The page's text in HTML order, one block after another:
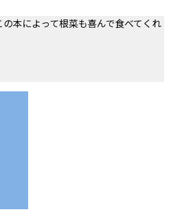
本によって根菜も喜んで食べてくれ